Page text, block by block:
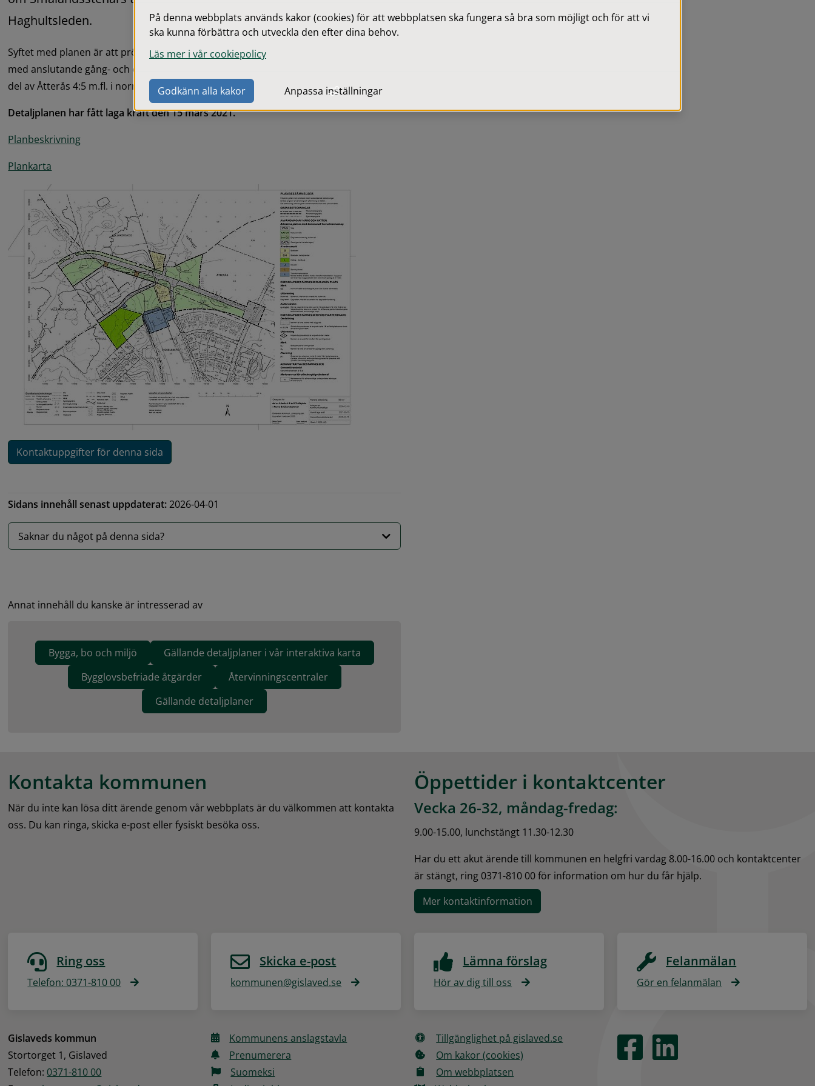
Haghultsleden.
Syftet med planen är att pröva och säkerställa placeringen av den nya Haghultsleden
med anslutande gång- och cykelbana samt möjliggöra för anslutning mot väg 26 på
del av Åtterås 4:5 m.fl. i norra Smålandsstenar.
Detaljplanen har fått laga kraft den 15 mars 2021.
Planbeskrivningpdf, 4.3 MB.
Plankarta
Kontaktuppgifter för denna sida
Sidans innehåll senast uppdaterat: 2026-04-01
Saknar du något på denna sida?
Annat innehåll du kanske är intresserad av
Bygga, bo och miljö
Gällande detaljplaner i vår interaktiva karta
Bygglovsbefriade åtgärder
Återvinningscentraler
Gällande detaljplaner
Kontakta kommunen
När du inte kan lösa ditt ärende genom vår webbplats är du välkommen att kontakta
oss. Du kan ringa, skicka e-post eller fysiskt besöka oss.
Öppettider i kontaktcenter
Vecka 26-32, måndag-fredag:
9.00-15.00, lunchstängt 11.30-12.30
Har du ett akut ärende till kommunen en helgfri vardag 8.00-16.00 och kontaktcenter
är stängt, ring 0371-810 00 för information om hur du får hjälp.
Mer kontaktinformation
Ring oss
Telefon: 0371-810 00
Skicka e-post
kommunen@gislaved.se
Lämna förslag
Hör av dig till oss
Felanmälan
Gör en felanmälan
Gislaveds kommun
Stortorget 1, Gislaved
Telefon: 0371-810 00
Kommunens anslagstavla
Prenumerera
Suomeksi
Tillgänglighet på gislaved.se
Om kakor (cookies)
Om webbplatsen
På denna webbplats används kakor (cookies) för att webbplatsen ska fungera så bra som möjligt och för att vi
ska kunna förbättra och utveckla den efter dina behov.
Läs mer i vår cookiepolicy
Godkänn alla kakor Anpassa inställningar